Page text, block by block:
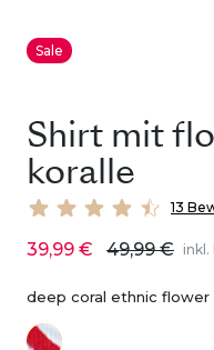
Sale
Shirt mit
koralle
13
39,99 € 49,99 € inkl.
deep coral ethnic flower